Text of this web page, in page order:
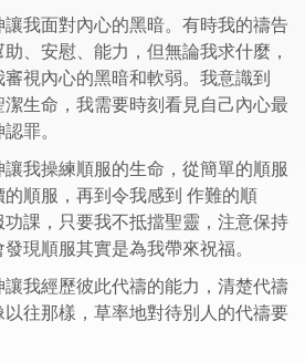
我面對內心的黑暗。有時我的禱告
、安慰、能力，但無論我求什麼，
視內心的黑暗和軟弱。我意識到
生命，我需要時刻看見自己內心最
罪。
我操練順服的生命，從簡單的順服
順服，再到令我感到 作難的順
課，只要我不抵擋聖靈，注意保持
現順服其實是為我帶來祝福。
我經歷彼此代禱的能力，清楚代禱
往那樣，草率地對待別人的代禱要